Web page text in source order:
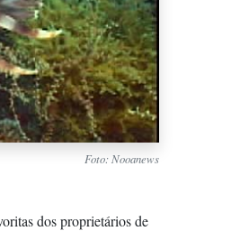
Foto: Nooanews
dos proprietários de